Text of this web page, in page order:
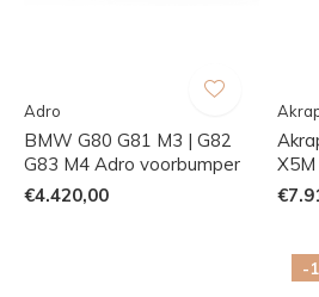
Adro
BMW G80 G81 M3 | G82
G83 M4 Adro voorbumper
€4.420,00
-